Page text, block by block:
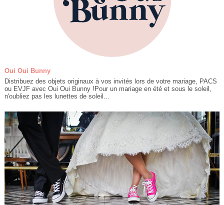
Oui Oui Bunny
Distribuez des objets originaux à vos invités lors de votre mariage, PACS
ou EVJF avec Oui Oui Bunny !Pour un mariage en été et sous le soleil,
n'oubliez pas les lunettes de soleil...